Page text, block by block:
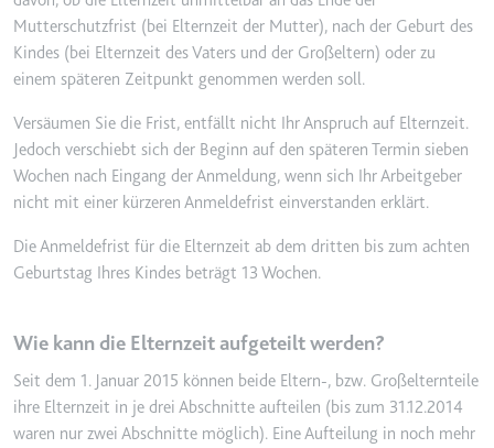
Mutterschutzfrist (bei Elternzeit der Mutter), nach der Geburt des
Kindes (bei Elternzeit des Vaters und der Großeltern) oder zu
einem späteren Zeitpunkt genommen werden soll.
Versäumen Sie die Frist, entfällt nicht Ihr Anspruch auf Elternzeit.
Jedoch verschiebt sich der Beginn auf den späteren Termin sieben
Wochen nach Eingang der Anmeldung, wenn sich Ihr Arbeitgeber
nicht mit einer kürzeren Anmeldefrist einverstanden erklärt.
Die Anmeldefrist für die Elternzeit ab dem dritten bis zum achten
Geburtstag Ihres Kindes beträgt 13 Wochen.
Wie kann die Elternzeit aufgeteilt werden?
Seit dem 1. Januar 2015 können beide Eltern-, bzw. Großelternteile
ihre Elternzeit in je drei Abschnitte aufteilen (bis zum 31.12.2014
waren nur zwei Abschnitte möglich). Eine Aufteilung in noch mehr